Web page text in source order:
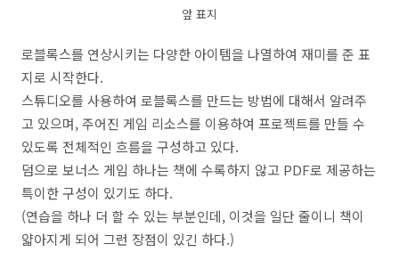
앞 표지
로블록스를 연상시키는 다양한 아이템을 나열하여 재미를 준 표
지로 시작한다.
스튜디오를 사용하여 로블록스를 만드는 방법에 대해서 알려주
고 있으며, 주어진 게임 리소스를 이용하여 프로젝트를 만들 수
있도록 전체적인 흐름을 구성하고 있다.
덤으로 보너스 게임 하나는 책에 수록하지 않고 PDF로 제공하는
특이한 구성이 있기도 하다.
(연습을 하나 더 할 수 있는 부분인데, 이것을 일단 줄이니 책이
얇아지게 되어 그런 장점이 있긴 하다.)